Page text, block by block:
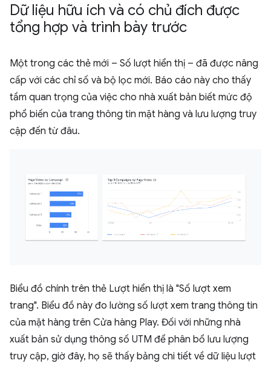
Dữ liệu hữu ích và có chủ đích được
tổng hợp và trình bày trước
Một trong các thẻ mới – Số lượt hiển thị – đã được nâng
cấp với các chỉ số và bộ lọc mới. Báo cáo này cho thấy
tầm quan trọng của việc cho nhà xuất bản biết mức độ
phổ biến của trang thông tin mặt hàng và lưu lượng truy
cập đến từ đâu.
Biểu đồ chính trên thẻ Lượt hiển thị là "Số lượt xem
trang". Biểu đồ này đo lường số lượt xem trang thông tin
của mặt hàng trên Cửa hàng Play. Đối với những nhà
xuất bản sử dụng thông số UTM để phân bổ lưu lượng
truy cập, giờ đây, họ sẽ thấy bảng chi tiết về dữ liệu lượt